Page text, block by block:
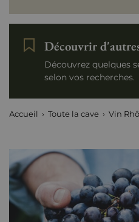
Découvrir
Découvrez quelques
selon vos recherches.
Accueil Toute la cave Vin